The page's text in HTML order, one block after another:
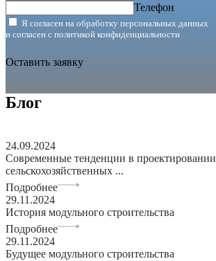
Телефон
Я согласен на обработку персональных данных
и согласен с политикой конфиденциальности
Оставить заявку
Блог
24.09.2024
Современные тенденции в проектировании
сельскохозяйственных ...
Подробнее
29.11.2024
История модульного строительства
Подробнее
29.11.2024
Будущее модульного строительства